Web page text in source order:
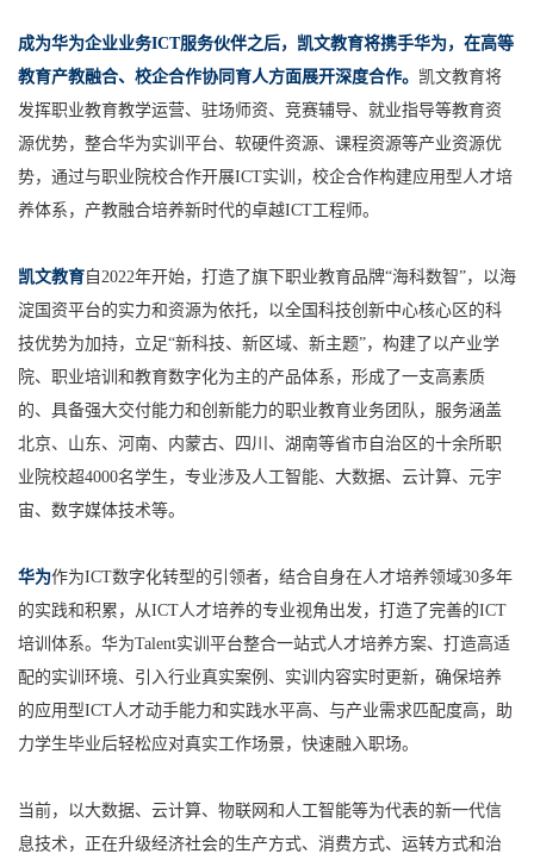
成为华为企业业务ICT服务伙伴之后，凯文教育将携手华为，在高等
教育产教融合、校企合作协同育人方面展开深度合作。 凯文教育将
发挥职业教育教学运营、驻场师资、竞赛辅导、就业指导等教育资
源优势，整合华为实训平台、软硬件资源、课程资源等产业资源优
势，通过与职业院校合作开展ICT实训，校企合作构建应用型人才培
养体系，产教融合培养新时代的卓越ICT工程师。
凯文教育 自2022年开始，打造了旗下职业教育品牌“海科数智”，以海
淀国资平台的实力和资源为依托，以全国科技创新中心核心区的科
技优势为加持，立足“新科技、新区域、新主题”，构建了以产业学
院、职业培训和教育数字化为主的产品体系，形成了一支高素质
的、具备强大交付能力和创新能力的职业教育业务团队，服务涵盖
北京、山东、河南、内蒙古、四川、湖南等省市自治区的十余所职
业院校超4000名学生，专业涉及人工智能、大数据、云计算、元宇
宙、数字媒体技术等。
华为作为ICT数字化转型的引领者，结合自身在人才培养领域30多年
的实践和积累，从ICT人才培养的专业视角出发，打造了完善的ICT
培训体系。华为Talent实训平台整合一站式人才培养方案、打造高适
配的实训环境、引入行业真实案例、实训内容实时更新，确保培养
的应用型ICT人才动手能力和实践水平高、与产业需求匹配度高，助
力学生毕业后轻松应对真实工作场景，快速融入职场。
当前，以大数据、云计算、物联网和人工智能等为代表的新一代信
息技术，正在升级经济社会的生产方式、消费方式、运转方式和治